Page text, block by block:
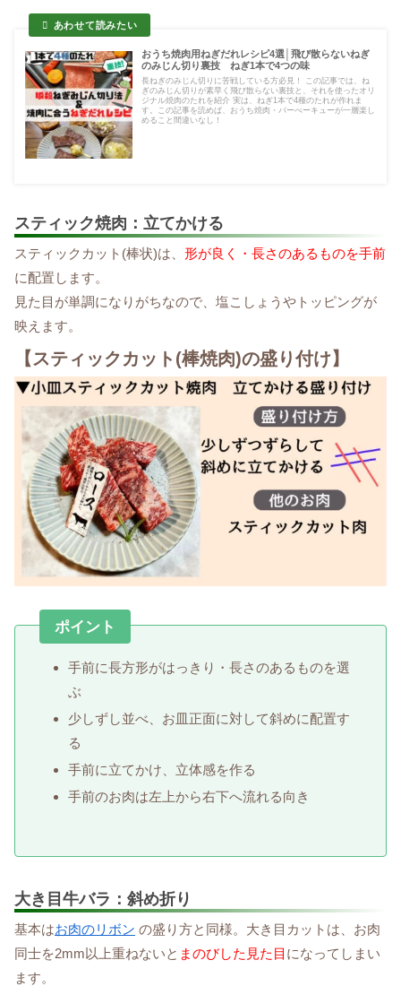
おうち焼肉用ねぎだれレシピ4選│飛び散らないねぎ
のみじん切り裏技 ねぎ1本で4つの味
長ねぎのみじん切りに苦戦している方必見！ この記事では、ね
ぎのみじん切りが素早く飛び散らない裏技と、それを使ったオリ
ジナル焼肉のたれを紹介 実は、ねぎ1本で4種のたれが作れま
す。この記事を読めば、おうち焼肉・バーべーキューが一層楽し
めること間違いなし！
スティック焼肉：立てかける
スティックカット(棒状)は、 形が良く・長さのあるものを手前
に配置します。
見た目が単調になりがちなので、塩こしょうやトッピングが
映えます。
【スティックカット(棒焼肉)の盛り付け】
ポイント
手前に長方形がはっきり・長さのあるものを選
ぶ
少しずし並べ、お皿正面に対して斜めに配置す
る
手前に立てかけ、立体感を作る
手前のお肉は左上から右下へ流れる向き
大き目牛バラ：斜め折り
基本はお肉のリボン の盛り方と同様。大き目カットは、お肉
同士を2mm以上重ねないと まのびした見た目 になってしまい
ます。